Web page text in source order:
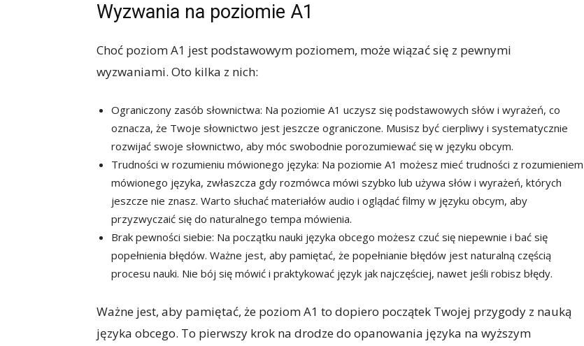
Wyzwania na poziomie A1
Choć poziom A1 jest podstawowym poziomem, może wiązać się z pewnymi
wyzwaniami. Oto kilka z nich:
Ograniczony zasób słownictwa: Na poziomie A1 uczysz się podstawowych słów i wyrażeń, co
oznacza, że ​​Twoje słownictwo jest jeszcze ograniczone. Musisz być cierpliwy i systematycznie
rozwijać swoje słownictwo, aby móc swobodnie porozumiewać się w języku obcym.
Trudności w rozumieniu mówionego języka: Na poziomie A1 możesz mieć trudności z rozumieniem
mówionego języka, zwłaszcza gdy rozmówca mówi szybko lub używa słów i wyrażeń, których
jeszcze nie znasz. Warto słuchać materiałów audio i oglądać filmy w języku obcym, aby
przyzwyczaić się do naturalnego tempa mówienia.
Brak pewności siebie: Na początku nauki języka obcego możesz czuć się niepewnie i bać się
popełnienia błędów. Ważne jest, aby pamiętać, że popełnianie błędów jest naturalną częścią
procesu nauki. Nie bój się mówić i praktykować język jak najczęściej, nawet jeśli robisz błędy.
Ważne jest, aby pamiętać, że poziom A1 to dopiero początek Twojej przygody z nauką
języka obcego. To pierwszy krok na drodze do opanowania języka na wyższym